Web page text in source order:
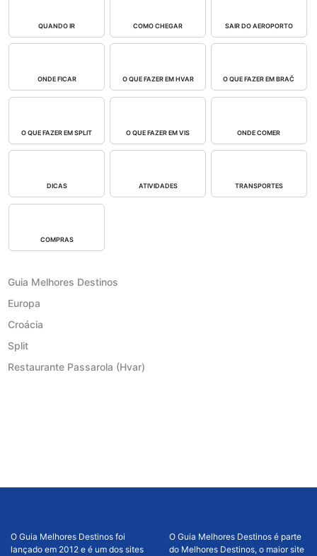
QUANDO IR COMO CHEGAR SAIR DO AEROPORTO
ONDE FICAR O QUE FAZER EM HVAR O QUE FAZER EM BRAČ
O QUE FAZER EM SPLIT O QUE FAZER EM VIS ONDE COMER
DICAS ATIVIDADES TRANSPORTES
COMPRAS
Guia Melhores Destinos
Europa
Croácia
Split
Restaurante Passarola (Hvar)
O Guia Melhores Destinos foi
lançado em 2012 e é um dos sites
O Guia Melhores Destinos é parte
do Melhores Destinos, o maior site